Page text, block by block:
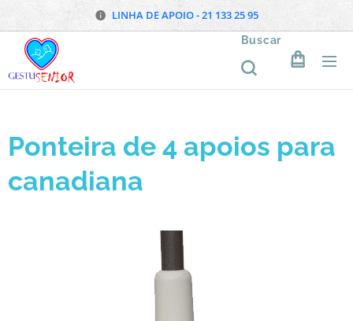
LINHA DE APOIO - 21 133 25 95
Buscar
Ponteira de 4 apoios para
canadiana